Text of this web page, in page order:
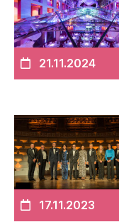
21.11.2024
17.11.2023